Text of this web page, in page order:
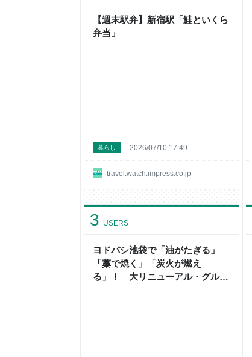
【週末駅弁】新宿駅「鮭といくら
弁当」
travel.watch.impress.co.jp
暮らし 2026/07/10 17:49
ヨドバシ池袋で「油がたぎる」
「藁で焼く」「炭火が燃え
る」！ 大リニューアル・グルメ
3 USERS